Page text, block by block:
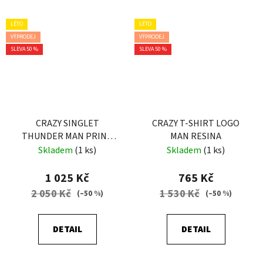
LÉTO
VÝPRODEJ
SLEVA 50 %
CRAZY SINGLET
THUNDER MAN PRINT
BLUETTE SCOTTISH
Skladem (1 ks)
1 025 Kč
2 050 Kč (–50 %)
DETAIL
LÉTO
VÝPRODEJ
SLEVA 50 %
CRAZY T-SHIRT LOGO
MAN RESINA
Skladem (1 ks)
765 Kč
1 530 Kč (–50 %)
DETAIL